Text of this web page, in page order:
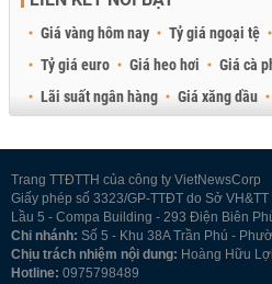
Giá vàng hôm nay Tỷ giá ngoại tệ
Tỷ giá euro
Giá heo hơi Giá cà
Lãi suất ngân hàng
Giá xăng dầu
Trang TTĐTTH của công ty VietNewsCorp
Giấy phép số 3323/GP-TTĐT do Sở
Lầu 5 - Compa Building - 293 Điện Biên
Chi nhánh: Số 5 - Khu 38A Trần Phú -
Chịu trách nhiệm nội dung: Hoàng Hữu Lợi
Hotline: 0975798489